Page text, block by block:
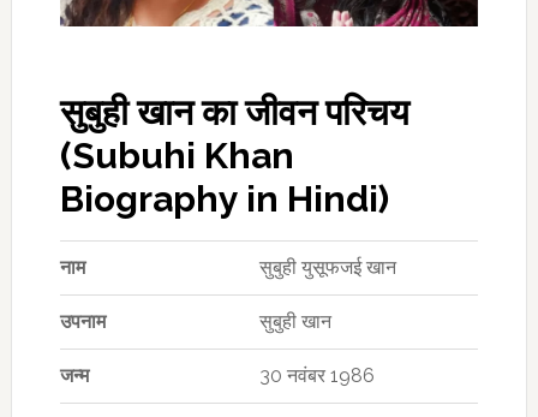
सुबुही खान का जीवन परिचय
(Subuhi Khan
Biography in Hindi)
नाम सुबुही युसूफजई खान
उपनाम सुबुही खान
जन्म 30 नवंबर 1986